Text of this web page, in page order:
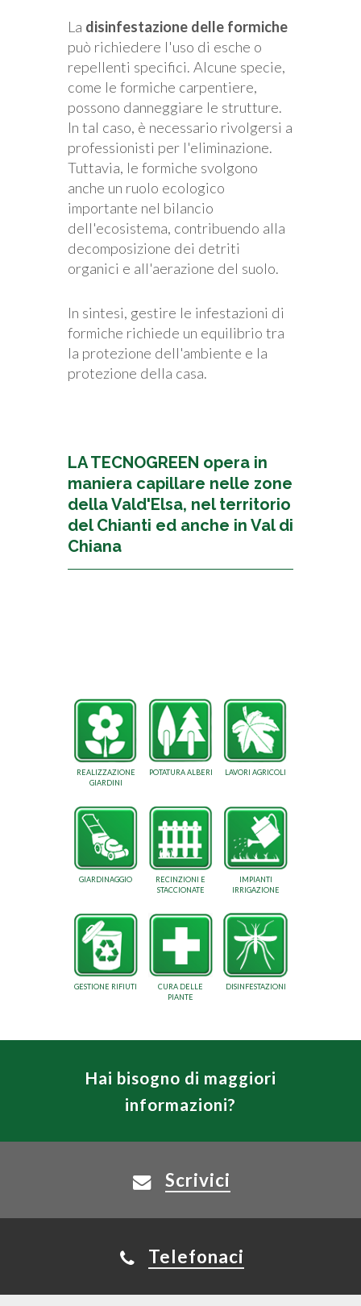
La disinfestazione delle formiche
può richiedere l'uso di esche o
repellenti specifici. Alcune specie,
come le formiche carpentiere,
possono danneggiare le strutture.
In tal caso, è necessario rivolgersi a
professionisti per l'eliminazione.
Tuttavia, le formiche svolgono
anche un ruolo ecologico
importante nel bilancio
dell'ecosistema, contribuendo alla
decomposizione dei detriti
organici e all'aerazione del suolo.
In sintesi, gestire le infestazioni di
formiche richiede un equilibrio tra
la protezione dell'ambiente e la
protezione della casa.
LA TECNOGREEN opera in
maniera capillare nelle zone
dellaVald'Elsa, nel territorio
delChianti ed anche in Val di
Chiana
REALIZZAZIONE
GIARDINI
POTATURA ALBERI LAVORI AGRICOLI
GIARDINAGGIO
RECINZIONI E
STACCIONATE
IMPIANTI
IRRIGAZIONE
GESTIONE RIFIUTI
CURA DELLE
PIANTE
DISINFESTAZIONI
Hai bisogno di maggiori
informazioni?
Scrivici
Telefonaci